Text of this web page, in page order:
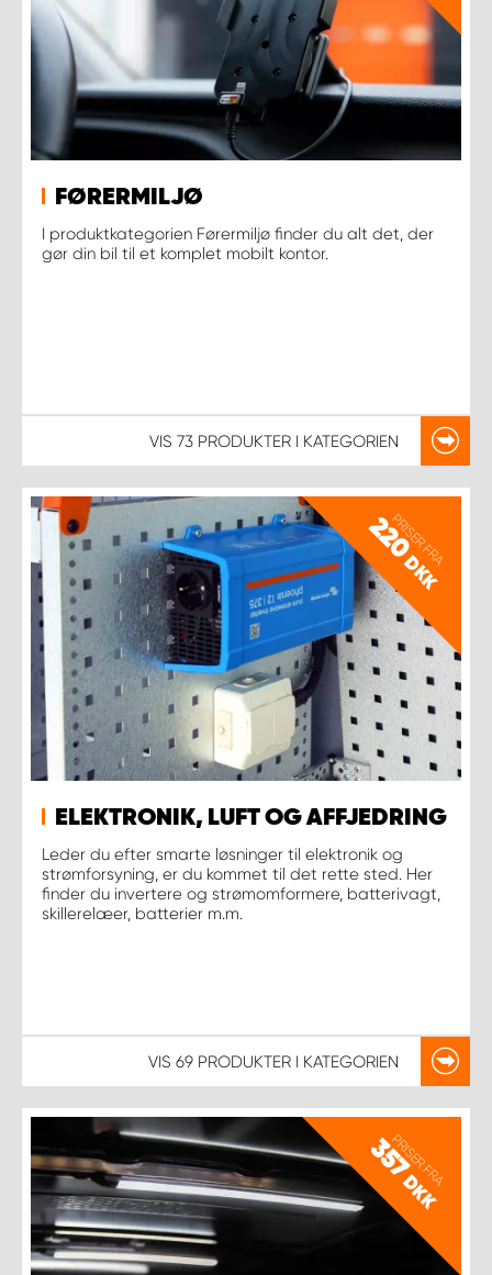
FØRERMILJØ
I produktkategorien Førermiljø finder du alt det, der
gør din bil til et komplet mobilt kontor.
VIS 73 PRODUKTER I KATEGORIEN
PRISER FRA
220
DKK
ELEKTRONIK, LUFT OG AFFJEDRING
Leder du efter smarte løsninger til elektronik og
strømforsyning, er du kommet til det rette sted. Her
finder du invertere og strømomformere, batterivagt,
skillerelæer, batterier m.m.
VIS 69 PRODUKTER I KATEGORIEN
PRISER FRA
357
DKK